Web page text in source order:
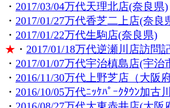
・ 2017/03/04万代天理北店(奈良県)
・ 2017/01/27万代香芝二上店(奈良
・ 2017/01/22万代生駒店(奈良県)
★ ・ 2017/01/18万代逆瀬川店訪問
・ 2017/01/07万代宇治槙島店(宇治
・ 2016/11/30万代上野芝店（大阪府
・ 2016/10/05万代ﾆｯｹﾊﾟｰｸﾀｳﾝ加古